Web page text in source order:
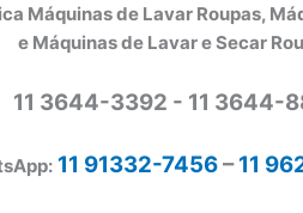
Máquinas de Lavar Roupas,
e Máquinas de Lavar e Secar
11 3644-3392 - 11 3644-
11 91332-7456–11